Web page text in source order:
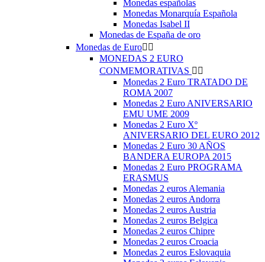
Monedas españolas
Monedas Monarquía Española
Monedas Isabel II
Monedas de España de oro
Monedas de Euro 
MONEDAS 2 EURO
CONMEMORATIVAS  
Monedas 2 Euro TRATADO DE
ROMA 2007
Monedas 2 Euro ANIVERSARIO
EMU UME 2009
Monedas 2 Euro Xº
ANIVERSARIO DEL EURO 2012
Monedas 2 Euro 30 AÑOS
BANDERA EUROPA 2015
Monedas 2 Euro PROGRAMA
ERASMUS
Monedas 2 euros Alemania
Monedas 2 euros Andorra
Monedas 2 euros Austria
Monedas 2 euros Belgica
Monedas 2 euros Chipre
Monedas 2 euros Croacia
Monedas 2 euros Eslovaquia